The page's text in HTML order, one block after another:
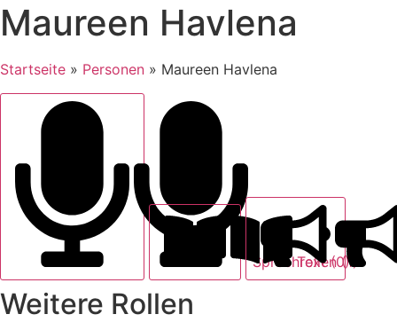
Maureen Havlena
Startseite » Personen » Maureen Havlena
Sprechrollen (1)
Text (0)
Weitere Rollen